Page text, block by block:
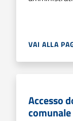
VAI ALLA
Accesso
comunale